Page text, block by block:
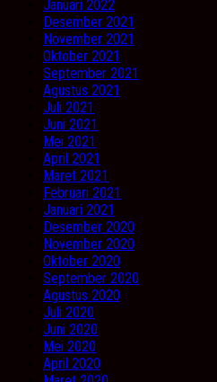
Januari 2022
Desember 2021
November 2021
Oktober 2021
September 2021
Agustus 2021
Juli 2021
Juni 2021
Mei 2021
April 2021
Maret 2021
Februari 2021
Januari 2021
Desember 2020
November 2020
Oktober 2020
September 2020
Agustus 2020
Juli 2020
Juni 2020
Mei 2020
April 2020